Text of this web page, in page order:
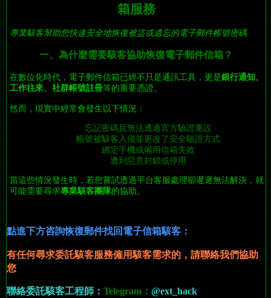
箱服務
專業駭客幫助您快速安全地恢復被盜或遺忘的電子郵件帳號密碼
一、為什麼需要駭客協助恢復電子郵件信箱？
在數位化時代，電子郵件信箱已經不只是通訊工具，更是銀行通知、
工作往來、社群帳號註冊等的重要憑證。
然而，現實中經常會發生以下情況：
忘記密碼且無法透過官方驗證重設
帳號被駭客入侵並更改了安全驗證方式
綁定手機或備用信箱失效
遭到惡意封鎖或停用
當這些情況發生時，若您嘗試透過平台客服處理卻遲遲無法解決，就
可能需要尋求專業駭客團隊的協助。
點進下方咨詢恢復郵件找回電子信箱駭客：
有任何尋求委託駭客服務僱用駭客需求的 ，請聯絡我們協助
您
聯絡委託駭客工程師： Telegram： @ext_hack